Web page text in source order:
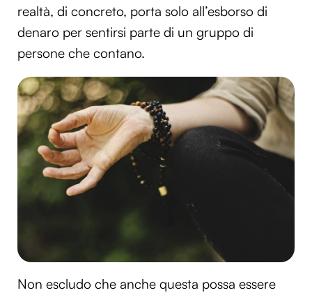
realtà, di concreto, porta solo all’esborso di
denaro per sentirsi parte di un gruppo di
persone che contano.
Non escludo che anche questa possa essere